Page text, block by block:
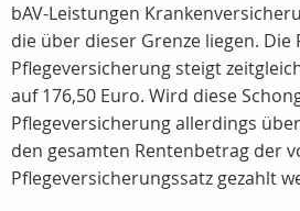
bAV-Leistungen
die über dieser Grenze liegen. Die
Pflegeversicherung steigt
auf 176,50 Euro. Wird diese
Pflegeversicherung allerdings
den gesamten Rentenbetrag der
Pflegeversicherungssatz gezahlt